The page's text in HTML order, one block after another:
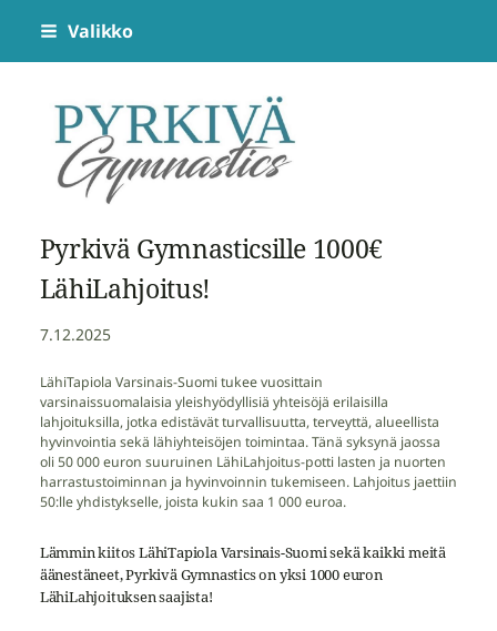
Siirry
sivun
sisältöön
Valikko
Pyrkivä Gymnastics
Pyrkivä Gymnasticsille 1000€
LähiLahjoitus!
7.12.2025
LähiTapiola Varsinais-Suomi tukee vuosittain
varsinaissuomalaisia yleishyödyllisiä yhteisöjä erilaisilla
lahjoituksilla, jotka edistävät turvallisuutta, terveyttä, alueellista
hyvinvointia sekä lähiyhteisöjen toimintaa. Tänä syksynä jaossa
oli 50 000 euron suuruinen LähiLahjoitus-potti lasten ja nuorten
harrastustoiminnan ja hyvinvoinnin tukemiseen. Lahjoitus jaettiin
50:lle yhdistykselle, joista kukin saa 1 000 euroa.
Lämmin kiitos LähiTapiola Varsinais-Suomi sekä kaikki meitä
äänestäneet, Pyrkivä Gymnastics on yksi 1000 euron
LähiLahjoituksen saajista!